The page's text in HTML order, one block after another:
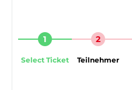
1
Select Ticket
2
Teilnehmer